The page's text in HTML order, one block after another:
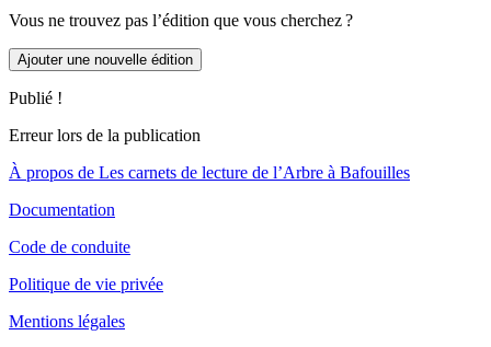
Vous ne trouvez pas l’édition que vous cherchez ?
Ajouter une nouvelle édition
Publié !
Erreur lors de la publication
À propos de Les carnets de lecture de l’Arbre à Bafouilles
Documentation
Code de conduite
Politique de vie privée
Mentions légales